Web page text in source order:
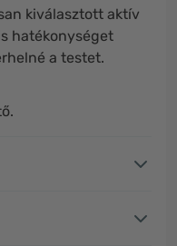
kiválasztott aktív
hatékonységet
a testet.